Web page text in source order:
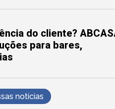
do cliente?
para bares,
notícias